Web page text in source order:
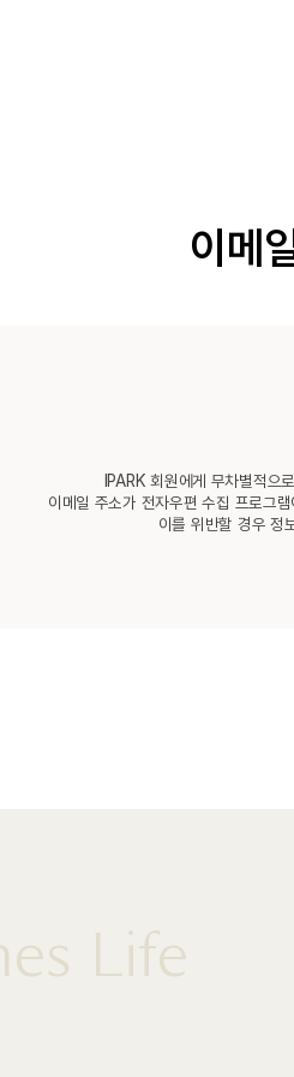
이메
IPARK 회원에게 무차별적으
이메일 주소가 전자우편 수집 프로그
이를 위반할 경우 정
Life